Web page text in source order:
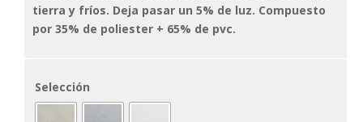
tierra y fríos. Deja pasar un 5% de luz. Compuesto
por 35% de poliester + 65% de pvc.
Selección